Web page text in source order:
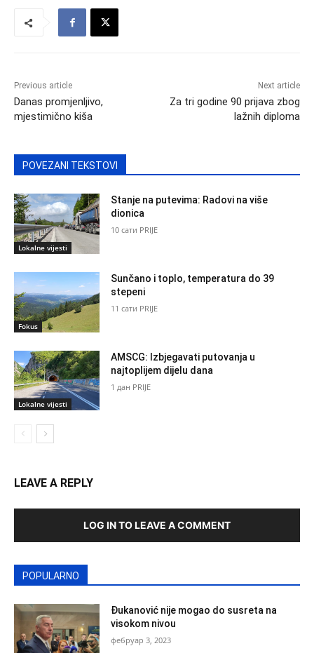
Previous article
Danas promjenljivo,
mjestimično kiša
Next article
Za tri godine 90 prijava zbog
lažnih diploma
POVEZANI TEKSTOVI
Lokalne vijesti
Stanje na putevima: Radovi na više
dionica
10 сати PRIJE
Fokus
Sunčano i toplo, temperatura do 39
stepeni
11 сати PRIJE
Lokalne vijesti
AMSCG: Izbjegavati putovanja u
najtoplijem dijelu dana
1 дан PRIJE
LEAVE A REPLY
LOG IN TO LEAVE A COMMENT
POPULARNO
Đukanović nije mogao do susreta na
visokom nivou
фебруар 3, 2023